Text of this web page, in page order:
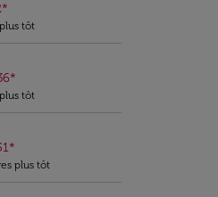
*
tôt
*
tôt
*
plus tôt